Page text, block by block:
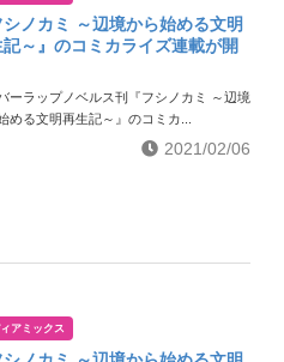
シノカミ ～辺境から始める文明
～』のコミカライズ連載が開
ーラップノベルス刊『フシノカミ ～辺境
める文明再生記～』のコミカ...
2021/02/06
アミックス